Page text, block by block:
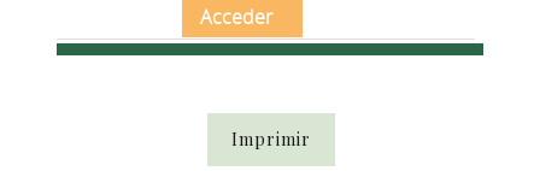
Acceder
Imprimir